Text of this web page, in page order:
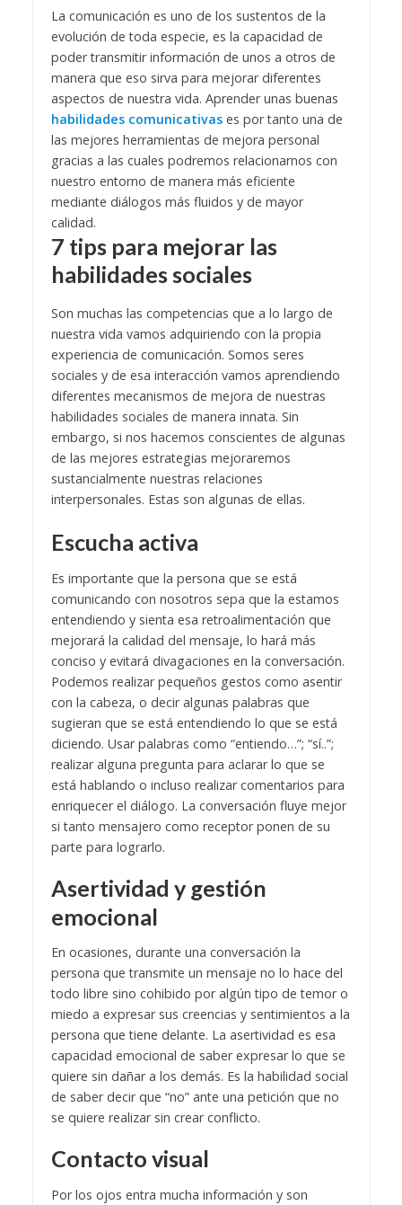
La comunicación es uno de los sustentos de la
evolución de toda especie, es la capacidad de
poder transmitir información de unos a otros de
manera que eso sirva para mejorar diferentes
aspectos de nuestra vida. Aprender unas buenas
habilidades comunicativases por tanto una de
las mejores herramientas de mejora personal
gracias a las cuales podremos relacionarnos con
nuestro entorno de manera más eficiente
mediante diálogos más fluidos y de mayor
calidad.
7 tips para mejorar las
habilidades sociales
Son muchas las competencias que a lo largo de
nuestra vida vamos adquiriendo con la propia
experiencia de comunicación. Somos seres
sociales y de esa interacción vamos aprendiendo
diferentes mecanismos de mejora de nuestras
habilidades sociales de manera innata. Sin
embargo, si nos hacemos conscientes de algunas
de las mejores estrategias mejoraremos
sustancialmente nuestras relaciones
interpersonales. Estas son algunas de ellas.
Escucha activa
Es importante que la persona que se está
comunicando con nosotros sepa que la estamos
entendiendo y sienta esa retroalimentación que
mejorará la calidad del mensaje, lo hará más
conciso y evitará divagaciones en la conversación.
Podemos realizar pequeños gestos como asentir
con la cabeza, o decir algunas palabras que
sugieran que se está entendiendo lo que se está
diciendo. Usar palabras como “entiendo…”; “sí..”;
realizar alguna pregunta para aclarar lo que se
está hablando o incluso realizar comentarios para
enriquecer el diálogo. La conversación fluye mejor
si tanto mensajero como receptor ponen de su
parte para lograrlo.
Asertividad y gestión
emocional
En ocasiones, durante una conversación la
persona que transmite un mensaje no lo hace del
todo libre sino cohibido por algún tipo de temor o
miedo a expresar sus creencias y sentimientos a la
persona que tiene delante. La asertividad es esa
capacidad emocional de saber expresar lo que se
quiere sin dañar a los demás. Es la habilidad social
de saber decir que “no” ante una petición que no
se quiere realizar sin crear conflicto.
Contacto visual
Por los ojos entra mucha información y son